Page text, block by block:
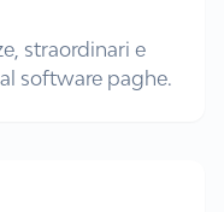
straordinari e
software paghe.